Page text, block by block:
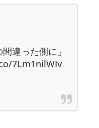
違った側に」
7Lm1nilWIv